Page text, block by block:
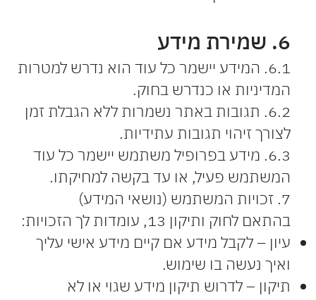
6. שמירת מידע
6.1. המידע יישמר כל עוד הוא נדרש למטרות
המדיניות או כנדרש בחוק.
6.2. תגובות באתר נשמרות ללא הגבלת זמן
לצורך זיהוי תגובות עתידיות.
6.3. מידע בפרופיל משתמש יישמר כל עוד
המשתמש פעיל, או עד בקשה למחיקתו.
7. זכויות המשתמש (נושאי המידע)
בהתאם לחוק ותיקון 13, עומדות לך הזכויות:
עיון – לקבל מידע אם קיים מידע אישי עליך
ואיך נעשה בו שימוש.
תיקון – לדרוש תיקון מידע שגוי או לא